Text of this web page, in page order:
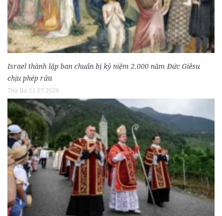
Israel thành lập ban chuẩn bị kỷ niệm 2.000 năm Đức Giêsu
chịu phép rửa
Thứ Ba 21.07.2026